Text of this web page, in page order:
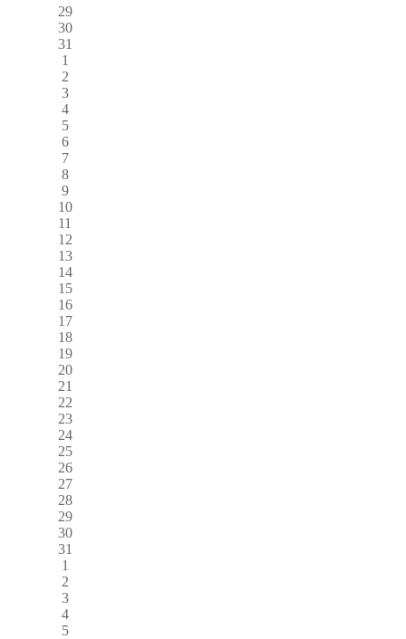
29
30
31
1
2
3
4
5
6
7
8
9
10
11
12
13
14
15
16
17
18
19
20
21
22
23
24
25
26
27
28
29
30
31
1
2
3
4
5